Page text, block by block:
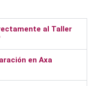
al Taller
en Axa